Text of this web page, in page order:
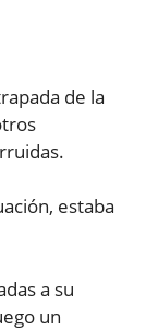
de la
estaba
a su
un